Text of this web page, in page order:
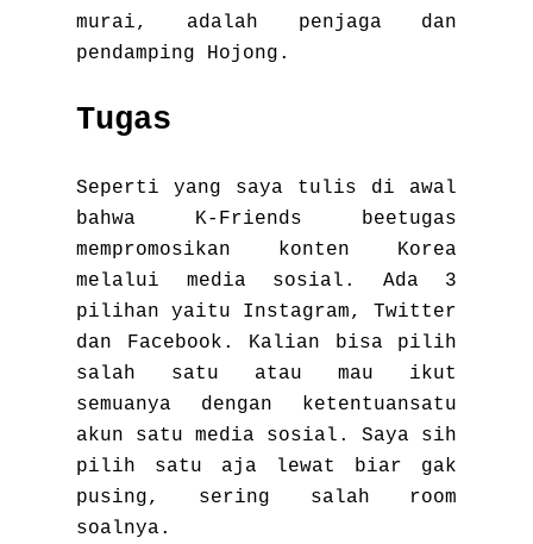
murai, adalah penjaga dan
pendamping Hojong.
Tugas
Seperti yang saya tulis di awal
bahwa K-Friends beetugas
mempromosikan konten Korea
melalui media sosial. Ada 3
pilihan yaitu Instagram, Twitter
dan Facebook. Kalian bisa pilih
salah satu atau mau ikut
semuanya dengan ketentuansatu
akun satu media sosial. Saya sih
pilih satu aja lewat biar gak
pusing, sering salah room
soalnya.